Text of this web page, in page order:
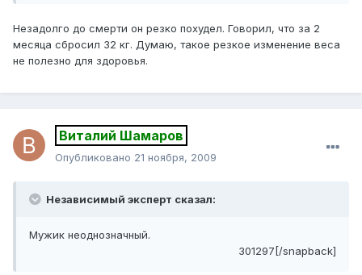
Незадолго до смерти он резко похудел. Говорил, что за 2
месяца сбросил 32 кг. Думаю, такое резкое изменение веса
не полезно для здоровья.
Виталий Шамаров
Опубликовано 21 ноября, 2009
Независимый эксперт сказал:
Мужик неоднозначный.
301297[/snapback]